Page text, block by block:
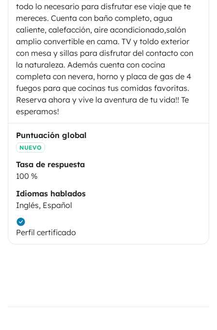
todo lo necesario para disfrutar ese viaje que te
mereces. Cuenta con baño completo, agua
caliente, calefacción, aire acondicionado,salón
amplio convertible en cama. TV y toldo exterior
con mesa y sillas para disfrutar del contacto con
la naturaleza. Además cuenta con cocina
completa con nevera, horno y placa de gas de 4
fuegos para que cocinas tus comidas favoritas.
Reserva ahora y vive la aventura de tu vida!! Te
esperamos!
Puntuación global
NUEVO
Tasa de respuesta
100 %
Idiomas hablados
Inglés, Español
Perfil certificado